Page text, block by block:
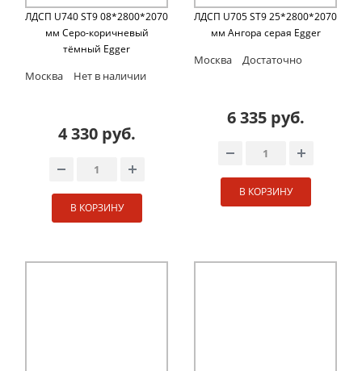
ЛДСП U740 ST9 08*2800*2070
мм Cеро-коричневый
тёмный Egger
Москва Нет в наличии
4 330 руб.
В КОРЗИНУ
ЛДСП U705 ST9 25*2800*2070
мм Ангора серая Egger
Москва Достаточно
6 335 руб.
В КОРЗИНУ